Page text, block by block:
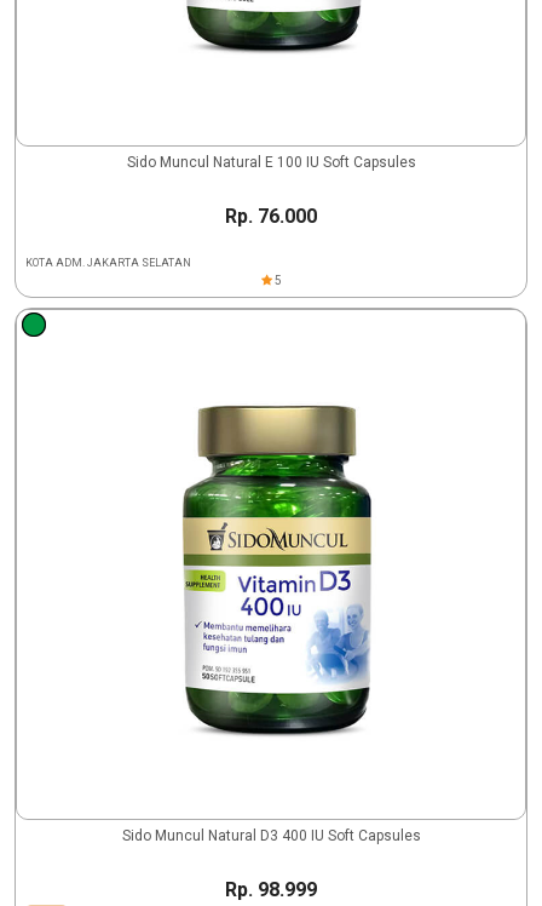
Sido Muncul Natural E 100 IU Soft Capsules
Rp. 76.000
KOTA ADM. JAKARTA SELATAN
5
Sido Muncul Natural D3 400 IU Soft Capsules
Rp. 98.999